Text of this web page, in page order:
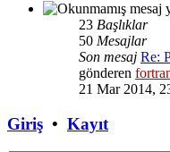
23 Başlıklar
50 Mesajlar
Son mesaj Re:
gönderen
21 Mar 2014,
Giriş • Kayıt